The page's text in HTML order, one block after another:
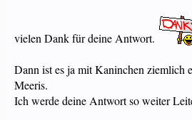
vielen Dank für deine Antwort.
Dann ist es ja mit Kaninchen ziemlich
Meeris.
Ich werde deine Antwort so weiter